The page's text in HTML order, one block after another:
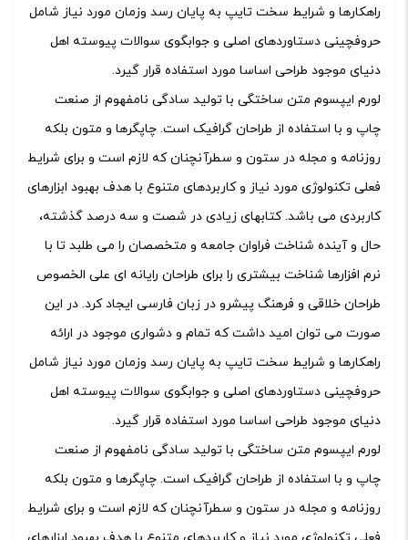
راهکارها و شرایط سخت تایپ به پایان رسد وزمان مورد نیاز شامل
حروفچینی دستاوردهای اصلی و جوابگوی سوالات پیوسته اهل
دنیای موجود طراحی اساسا مورد استفاده قرار گیرد.
لورم ایپسوم متن ساختگی با تولید سادگی نامفهوم از صنعت
چاپ و با استفاده از طراحان گرافیک است. چاپگرها و متون بلکه
روزنامه و مجله در ستون و سطرآنچنان که لازم است و برای شرایط
فعلی تکنولوژی مورد نیاز و کاربردهای متنوع با هدف بهبود ابزارهای
کاربردی می باشد. کتابهای زیادی در شصت و سه درصد گذشته،
حال و آینده شناخت فراوان جامعه و متخصصان را می طلبد تا با
نرم افزارها شناخت بیشتری را برای طراحان رایانه ای علی الخصوص
طراحان خلاقی و فرهنگ پیشرو در زبان فارسی ایجاد کرد. در این
صورت می توان امید داشت که تمام و دشواری موجود در ارائه
راهکارها و شرایط سخت تایپ به پایان رسد وزمان مورد نیاز شامل
حروفچینی دستاوردهای اصلی و جوابگوی سوالات پیوسته اهل
دنیای موجود طراحی اساسا مورد استفاده قرار گیرد.
لورم ایپسوم متن ساختگی با تولید سادگی نامفهوم از صنعت
چاپ و با استفاده از طراحان گرافیک است. چاپگرها و متون بلکه
روزنامه و مجله در ستون و سطرآنچنان که لازم است و برای شرایط